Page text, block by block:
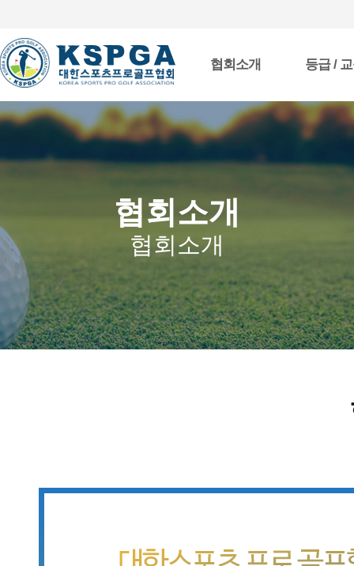
협회소개 등급 /
협회소개
협회소개